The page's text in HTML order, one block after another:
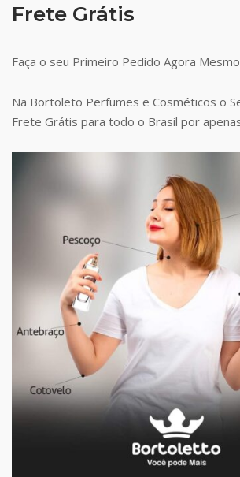
Frete Grátis
Faça o seu Primeiro Pedido Agora Mesmo
Na Bortoleto Perfumes e Cosméticos o
Frete Grátis para todo o Brasil por